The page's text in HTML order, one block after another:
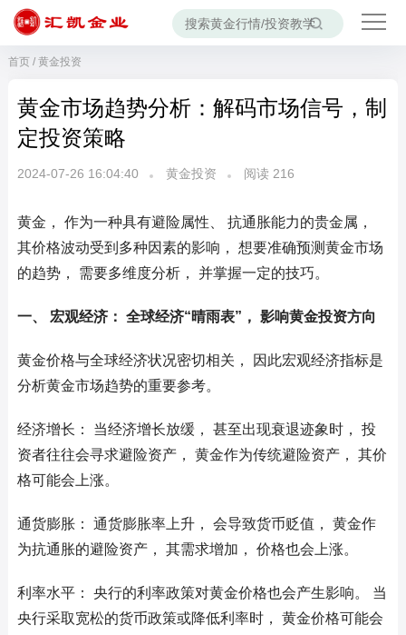
首页/ 黄金投资
黄金市场趋势分析：解码市场信号，制
定投资策略
2024-07-26 16:04:40 黄金投资 阅读 216
黄金， 作为一种具有避险属性、 抗通胀能力的贵金属，
其价格波动受到多种因素的影响， 想要准确预测黄金市场
的趋势， 需要多维度分析， 并掌握一定的技巧。
一、 宏观经济： 全球经济“晴雨表”， 影响黄金投资方向
黄金价格与全球经济状况密切相关， 因此宏观经济指标是
分析黄金市场趋势的重要参考。
经济增长： 当经济增长放缓， 甚至出现衰退迹象时， 投
资者往往会寻求避险资产， 黄金作为传统避险资产， 其价
格可能会上涨。
通货膨胀： 通货膨胀率上升， 会导致货币贬值， 黄金作
为抗通胀的避险资产， 其需求增加， 价格也会上涨。
利率水平： 央行的利率政策对黄金价格也会产生影响。 当
央行采取宽松的货币政策或降低利率时， 黄金价格可能会